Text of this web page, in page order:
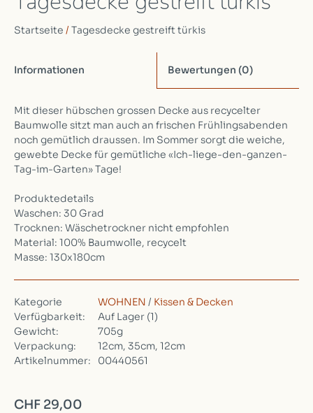
Startseite / Tagesdecke gestreift türkis
Informationen Bewertungen (0)
Mit dieser hübschen grossen Decke aus recycelter
Baumwolle sitzt man auch an frischen Frühlingsabenden
noch gemütlich draussen. Im Sommer sorgt die weiche,
gewebte Decke für gemütliche «Ich-liege-den-ganzen-
Tag-im-Garten» Tage!
Produktedetails
Waschen: 30 Grad
Trocknen: Wäschetrockner nicht empfohlen
Material: 100% Baumwolle, recycelt
Masse: 130x180cm
Kategorie WOHNEN / Kissen & Decken
Verfügbarkeit:
Auf Lager (1)
Gewicht:
705g
Verpackung:
12cm, 35cm, 12cm
Artikelnummer:
00440561
CHF 29,00